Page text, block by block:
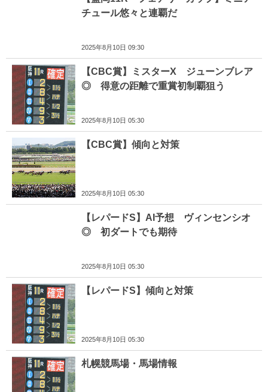
チュール悠々と連覇だ
2025年8月10日 09:30
【CBC賞】ミスターX ジューンブレア
◎ 得意の距離で重賞初制覇狙う
2025年8月10日 05:30
【CBC賞】傾向と対策
2025年8月10日 05:30
【レパードS】AI予想 ヴィンセンシオ
◎ 初ダートでも期待
2025年8月10日 05:30
【レパードS】傾向と対策
2025年8月10日 05:30
札幌競馬場・馬場情報